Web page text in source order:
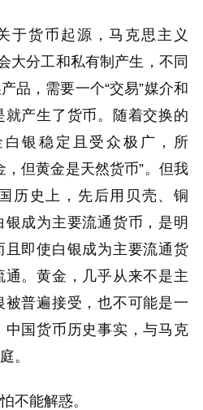
于货币起源，马克思主义
大分工和私有制产生，不同
品，需要一个“交易”媒介和
产生了货币。随着交换的
银稳定且受众极广，所
，但黄金是天然货币”。但我
历史上，先后用贝壳、铜
成为主要流通货币，是明
即使白银成为主要流通货
。黄金，几乎从来不是主
普遍接受，也不可能是一
中国货币历史事实，与马克
。
不能解惑。